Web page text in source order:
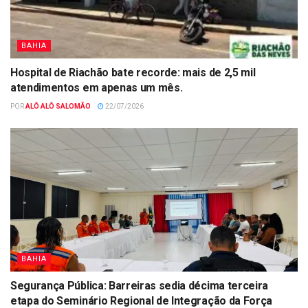
BAHIA
Hospital de Riachão bate recorde: mais de 2,5 mil
atendimentos em apenas um mês.
PORALÔ ALÔ SALOMÃO 22/07/2026
BAHIA
Segurança Pública: Barreiras sedia décima terceira
etapa do Seminário Regional de Integração da Força